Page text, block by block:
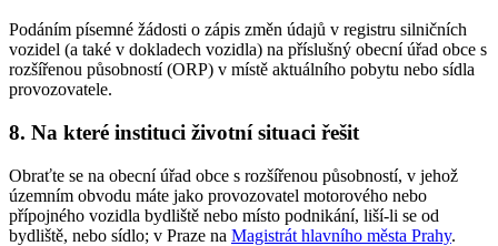
Podáním písemné žádosti o zápis změn údajů v registru silničních
vozidel (a také v dokladech vozidla) na příslušný obecní úřad obce s
rozšířenou působností (ORP) v místě aktuálního pobytu nebo sídla
provozovatele.
8. Na které instituci životní situaci řešit
Obraťte se na obecní úřad obce s rozšířenou působností, v jehož
územním obvodu máte jako provozovatel motorového nebo
přípojného vozidla bydliště nebo místo podnikání, liší-li se od
bydliště, nebo sídlo; v Praze na Magistrát hlavního města Prahy.